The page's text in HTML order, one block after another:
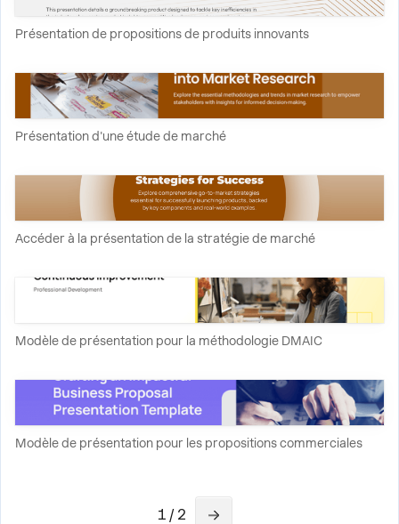
Présentation de propositions de produits innovants
Présentation d'une étude de marché
Accéder à la présentation de la stratégie de marché
Modèle de présentation pour la méthodologie DMAIC
Modèle de présentation pour les propositions commerciales
1 / 2